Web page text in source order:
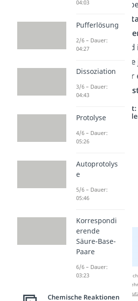
bezeichnet
innere
Temperatur
angegeben und
und
stehen für
Druckund ein
Studyflix
einem
Nach Beantwortung
Studyflix zu verbessern.
04:03
Pufferlösung
2/6 – Dauer:
04:27
Dissoziation
3/6 – Dauer:
04:43
Protolyse
4/6 – Dauer:
05:26
Autoprotolys
e
5/6 – Dauer:
05:46
Korrespondi
erende
Säure-Base-
Paare
6/6 – Dauer:
03:23
Chemische Reaktionen